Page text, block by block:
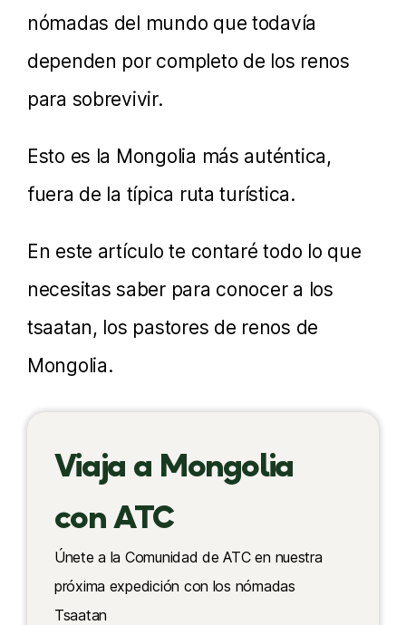
nómadas del mundo que todavía
dependen por completo de los renos
para sobrevivir.
Esto es la Mongolia más auténtica,
fuera de la típica ruta turística.
En este artículo te contaré todo lo que
necesitas saber para conocer a los
tsaatan, los pastores de renos de
Mongolia.
Viaja a Mongolia
con ATC
Únete a la Comunidad de ATC en nuestra
próxima expedición con los nómadas
Tsaatan